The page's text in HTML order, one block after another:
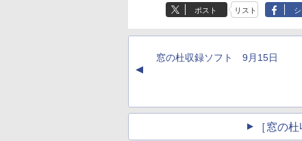
ポスト リスト
▲
窓の杜収録ソフト 9月15日
［窓の